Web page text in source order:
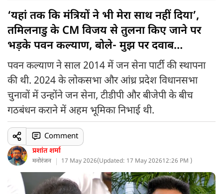
‘यहां तक कि मंत्रियों ने भी मेरा साथ नहीं दिया’,
तमिलनाडु के CM विजय से तुलना किए जाने पर
भड़के पवन कल्याण, बोले- मुझ पर दवाब…
पवन कल्याण ने साल 2014 में जन सेना पार्टी की स्थापना
की थी. 2024 के लोकसभा और आंध्र प्रदेश विधानसभा
चुनावों में उन्होंने जन सेना, टीडीपी और बीजेपी के बीच
गठबंधन कराने में अहम भूमिका निभाई थी.
प्रशांत शर्मा
मनोरंजन 17 May 2026(Updated: 17 May 202612:26 PM )
Comment